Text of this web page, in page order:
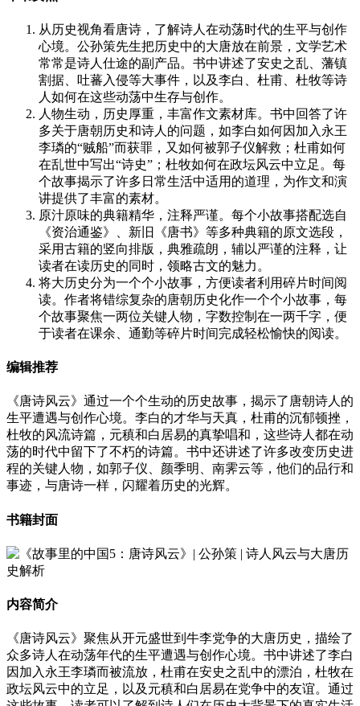
从历史视角看唐诗，了解诗人在动荡时代的生平与创作
心境。公孙策先生把历史中的大唐放在前景，文学艺术
常常是诗人仕途的副产品。书中讲述了安史之乱、藩镇
割据、吐蕃入侵等大事件，以及李白、杜甫、杜牧等诗
人如何在这些动荡中生存与创作。
人物生动，历史厚重，丰富作文素材库。书中回答了许
多关于唐朝历史和诗人的问题，如李白如何因加入永王
李璘的“贼船”而获罪，又如何被郭子仪解救；杜甫如何
在乱世中写出“诗史”；杜牧如何在政坛风云中立足。每
个故事揭示了许多日常生活中适用的道理，为作文和演
讲提供了丰富的素材。
原汁原味的典籍精华，注释严谨。每个小故事搭配选自
《资治通鉴》、新旧《唐书》等多种典籍的原文选段，
采用古籍的竖向排版，典雅疏朗，辅以严谨的注释，让
读者在读历史的同时，领略古文的魅力。
将大历史分为一个个小故事，方便读者利用碎片时间阅
读。作者将错综复杂的唐朝历史化作一个个小故事，每
个故事聚焦一两位关键人物，字数控制在一两千字，便
于读者在课余、通勤等碎片时间完成轻松愉快的阅读。
编辑推荐
《唐诗风云》通过一个个生动的历史故事，揭示了唐朝诗人的
生平遭遇与创作心境。李白的才华与天真，杜甫的沉郁顿挫，
杜牧的风流诗篇，元稹和白居易的真挚唱和，这些诗人都在动
荡的时代中留下了不朽的诗篇。书中还讲述了许多改变历史进
程的关键人物，如郭子仪、颜季明、南霁云等，他们的品行和
事迹，与唐诗一样，闪耀着历史的光辉。
书籍封面
内容简介
《唐诗风云》聚焦从开元盛世到牛李党争的大唐历史，描绘了
众多诗人在动荡年代的生平遭遇与创作心境。书中讲述了李白
因加入永王李璘而被流放，杜甫在安史之乱中的漂泊，杜牧在
政坛风云中的立足，以及元稹和白居易在党争中的友谊。通过